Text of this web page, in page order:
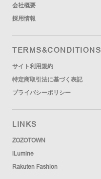
会社概要
採用情報
TERMS&CONDITIONS
サイト利用規約
特定商取引法に基づく表記
プライバシーポリシー
LINKS
ZOZOTOWN
iLumine
Rakuten Fashion